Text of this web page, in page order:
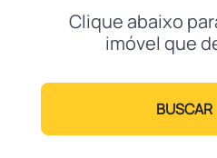
Clique abaixo
imóvel que
BUSCAR